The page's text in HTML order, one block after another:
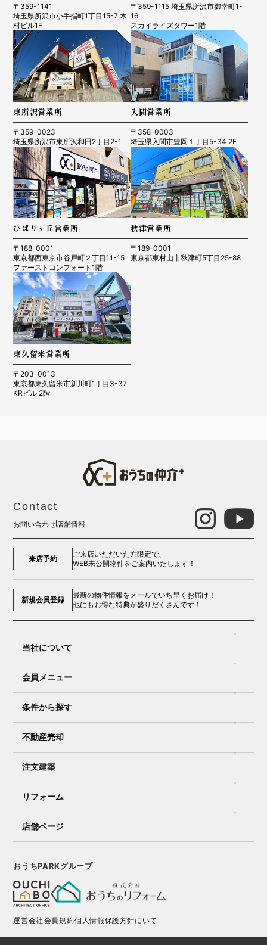
〒359-1141
埼玉県所沢市小手指町1丁目15-7 木
村ビル1F
〒359-1115 埼玉県所沢市御幸町1-
16
スカイライズタワー1階
東所沢営業所
〒359-0023
埼玉県所沢市東所沢和田2丁目2-1
入間営業所
〒358-0003
埼玉県入間市豊岡１丁目5-34 2F
ひばりヶ丘営業所
〒188-0001
東京都西東京市谷戸町２丁目11-15
ファーストコンフォート1階
秋津営業所
〒189-0001
東京都東村山市秋津町5丁目25-88
東久留米営業所
〒203-0013
東京都東久留米市新川町1丁目3-37
KRビル 2階
Contact
お問い合わせ 店舗情報
来店予約
ご来店いただいた方限定で、
WEB未公開物件をご案内いたします！
新規会員登録
最新の物件情報をメールでいち早くお届け！
他にもお得な特典が盛りだくさんです！
当社について
会員メニュー
条件から探す
不動産売却
注文建築
リフォーム
店舗ページ
おうちPARKグループ
運営会社会員規約個人情報保護方針にいて